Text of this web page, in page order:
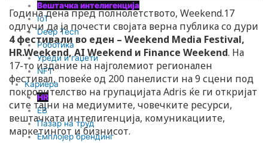
Вештачка интелигенција
IoT
Deep Tech
Роботика
Уреди и гаџети
NFT
Кариера
HR
EB
Пазар на труд
Емплојер брендинг
Година дена пред полнолетството, Weekend.17
одлучи да ја почести својата верна публика со дури
4 фестивали во еден – Weekend Media Festival,
HR.Weekend, AI Weekend и Finance Weekend. На
17-то издание на најголемиот регионален
фестивал, повеќе од 200 панелисти на 9 сцени под
покровителство на групацијата Adris ќе ги откријат
сите тајни на медиумите, човечките ресурси,
вештачката интелигенција, комуникациите,
маркетингот и бизнисот.